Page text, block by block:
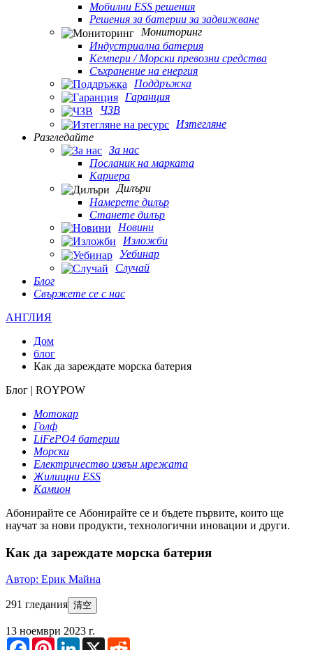
Мобилни ESS решения
Решения за батерии за задвижване
Мониторинг
Индустриална батерия
Кемпери / Морски превозни средства
Съхранение на енергия
Поддръжка
Гаранция
ЧЗВ
Изтегляне
Разгледайте
За нас
Посланик на марката
Кариера
Дилъри
Намерете дилър
Станете дилър
Новини
Изложби
Уебинар
Случай
Блог
Свържете се с нас
АНГЛИЯ
Дом
блог
Как да зареждате морска батерия
Блог | ROYPOW
Мотокар
Голф
LiFePO4 батерии
Морски
Електричество извън мрежата
Жилищни ESS
Камион
Абонирайте се Абонирайте се и бъдете първите, които ще
научат за нови продукти, технологични иновации и други.
Как да зареждате морска батерия
Автор: Ерик Майна
291 гледания 清空
13 ноември 2023 г.
FacebookPinterestLinkedIn
X